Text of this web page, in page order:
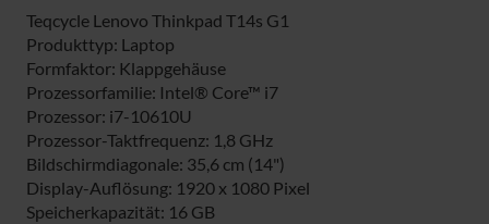
Teqcycle Lenovo Thinkpad T14s G1
Produkttyp: Laptop
Formfaktor: Klappgehäuse
Prozessorfamilie: Intel® Core™ i7
Prozessor: i7-10610U
Prozessor-Taktfrequenz: 1,8 GHz
Bildschirmdiagonale: 35,6 cm (14")
Display-Auflösung: 1920 x 1080 Pixel
Speicherkapazität: 16 GB